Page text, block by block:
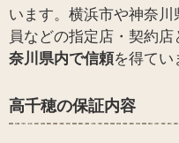
います。横浜市や神奈
員などの指定店・契約店
奈川県内で信頼を得てい
高千穂の保証内容